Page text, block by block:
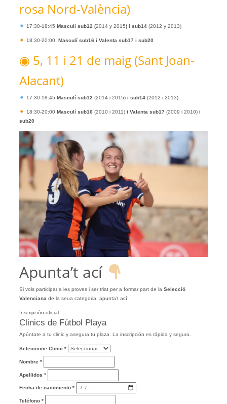
rosa Nord-València)
17:30-18:45 Masculí sub12 (2014 y 2015) i sub14(2012 y 2013)
18:30-20:00 Masculí sub16 i Valenta sub17 i sub20
◉ 5, 11 i 21 de maig (Sant Joan-
Alacant)
17:30-18:45 Masculí sub12 (2014 i 2015)i sub14(2012 i 2013)
18:30-20:00 Masculí sub16 (2010 i 2011)i Valenta sub17 (2009 i 2010)i
sub20
Apunta’t ací
Si vols participar a les proves i ser triat per a formar part de la Selecció
Valenciana de la seua categoria, apunta’t ací:
Inscripción oficial
Clinics de Fútbol Playa
Apúntate a tu clinic y asegura tu plaza. La inscripción es rápida y segura.
Seleccione Clinic *
Nombre *
Apellidos *
Fecha de nacimiento *
Teléfono *